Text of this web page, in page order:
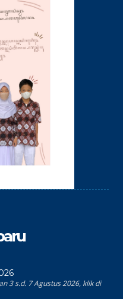
3 s.d. 7 Agustus 2026, klik di